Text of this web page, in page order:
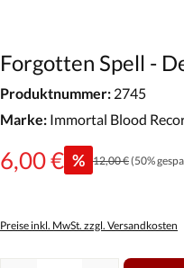
Forgotten Spell -
Produktnummer: 2745
Marke: Immortal Blood
6,00 € % 12,00 €(50%
Preise inkl. MwSt. zzgl. Versandkosten